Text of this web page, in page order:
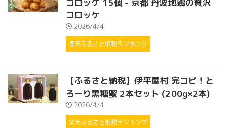
コロッケ
2026/4/4
楽天ふるさと納税ランキング
【ふるさと納税】伊平屋村 完コピ！と
ろーり黒糖蜜 2本セット (200g×2本)
2026/4/4
楽天ふるさと納税ランキング